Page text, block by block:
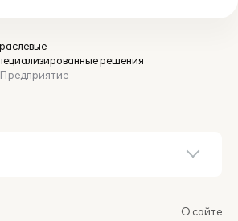
решения
О сайте